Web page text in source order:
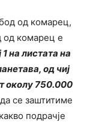
од комарец,
од комарец е
на листата на
од чиј
околу 750.000
се заштитиме
подрачје